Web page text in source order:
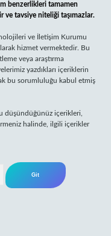
benzerlikleri tamamen
tavsiye niteliği taşımazlar.
ve İletişim Kurumu
hizmet vermektedir. Bu
veya araştırma
yazdıkları içeriklerin
bu sorumluluğu kabul etmiş
düşündüğünüz içerikleri,
halinde, ilgili içerikler